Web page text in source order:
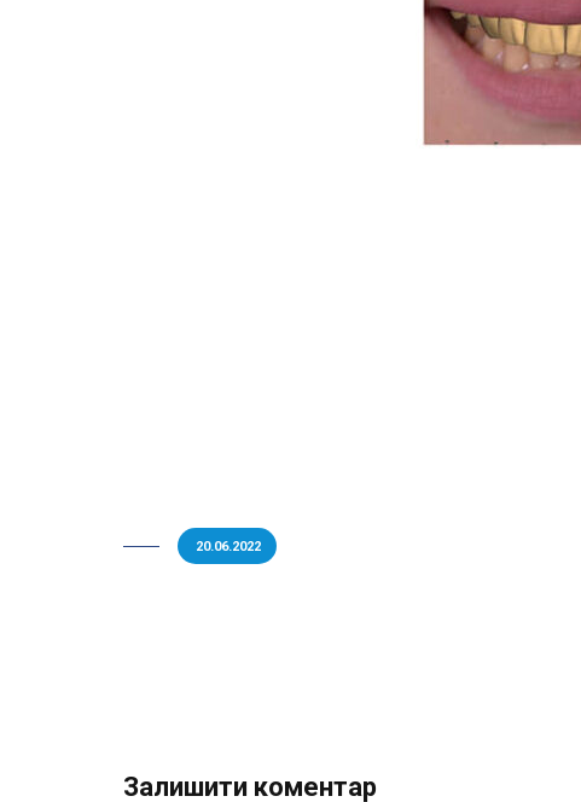
20.06.2022
Залишити коментар